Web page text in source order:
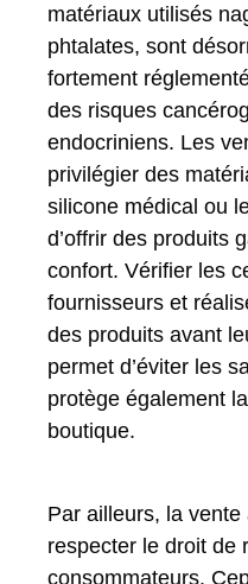
matériaux utilisés
phtalates, sont
fortement
des risques
endocriniens. Les
privilégier des
silicone médical ou
d’offrir des produits
confort. Vérifier les
fournisseurs et
des produits avant
permet d’éviter les
protège également
boutique.
Par ailleurs, la
respecter le droit de
consommateurs.